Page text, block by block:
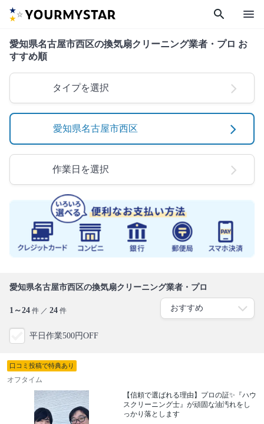
search menu
愛知県名古屋市西区の換気扇クリーニング業者・プロ お
すすめ順
タイプを選択
愛知県名古屋市西区
作業日を選択
愛知県名古屋市西区の換気扇クリーニング業者・プロ
1～24 件 ／ 24 件
平日作業500円OFF
口コミ投稿で特典あり
オフタイム
【信頼で選ばれる理由】プロの証✨『ハウ
スクリーニング士』が頑固な油汚れをし
っかり落とします